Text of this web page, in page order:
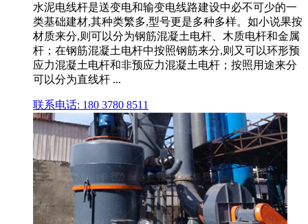
水泥电线杆是送变电和输变电线路建设中必不可少的一
类基础建材,其种类繁多,型号更是多种多样。如小说果按
材质来分,则可以分为钢筋混凝土电杆、木质电杆和金属
杆；在钢筋混凝土电杆中按照钢筋来分,则又可以环形预
应力混凝土电杆和非预应力混凝土电杆；按照用途来分
可以分为直线杆 ...
联系电话: 180 3780 8511